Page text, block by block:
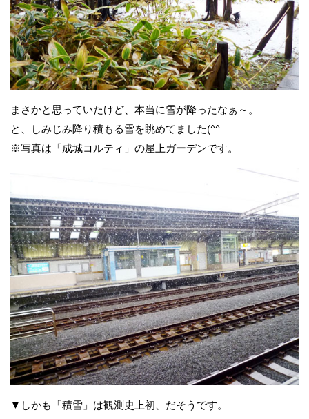
まさかと思っていたけど、本当に雪が降ったなぁ～。
と、しみじみ降り積もる雪を眺めてました(^^ゞ
※写真は「成城コルティ」の屋上ガーデンです。
▼しかも「積雪」は観測史上初、だそうです。